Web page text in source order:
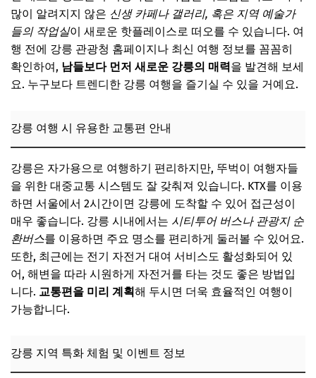
많이 알려지지 않은 신생 카페나 갤러리, 혹은 지역 예술가
들의 작업실이 새로운 핫플레이스로 떠오를 수 있습니다. 여
행 전에 강릉 관광청 홈페이지나 최신 여행 정보를 꼼꼼히
확인하여, 남들보다 먼저 새로운 강릉의 매력을 발견해 보세
요. 누구보다 트렌디한 강릉 여행을 즐기실 수 있을 거예요.
강릉 여행 시 유용한 교통편 안내
강릉은 자가용으로 여행하기 편리하지만, 뚜벅이 여행자들
을 위한 대중교통 시스템도 잘 갖춰져 있습니다. KTX를 이용
하면 서울에서 2시간이면 강릉에 도착할 수 있어 접근성이
매우 좋습니다. 강릉 시내에서는 시티투어 버스나 관광지 순
환버스를 이용하면 주요 명소를 편리하게 둘러볼 수 있어요.
또한, 최근에는 전기 자전거 대여 서비스도 활성화되어 있
어, 해변을 따라 시원하게 자전거를 타는 것도 좋은 방법입
니다. 교통편을 미리 계획해 두시면 더욱 효율적인 여행이
가능합니다.
강릉 지역 특화 체험 및 이벤트 정보